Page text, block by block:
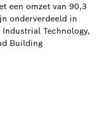
een omzet van 90,3
onderverdeeld in
Technology,
Building